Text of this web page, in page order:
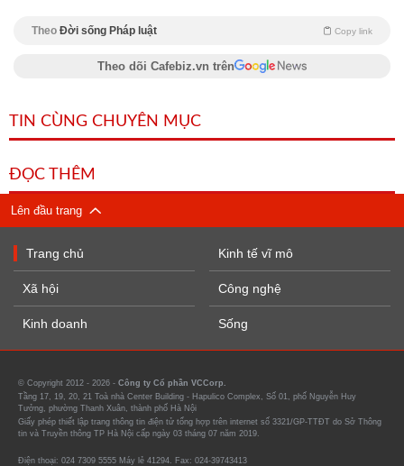
Theo Đời sống Pháp luật Copy link
Theo dõi Cafebiz.vn trên
TIN CÙNG CHUYÊN MỤC
ĐỌC THÊM
Lên đầu trang
Trang chủ
Xã hội
Kinh doanh
Kinh tế vĩ mô
Công nghệ
Sống
© Copyright 2012 - 2026 - Công ty Cổ phần VCCorp.
Tầng 17, 19, 20, 21 Toà nhà Center Building - Hapulico Complex, Số 01, phố Nguyễn Huy
Tưởng, phường Thanh Xuân, thành phố Hà Nội
Giấy phép thiết lập trang thông tin điện tử tổng hợp trên internet số 3321/GP-TTĐT do Sở Thông
tin và Truyền thông TP Hà Nội cấp ngày 03 tháng 07 năm 2019.
Điện thoại: 024 7309 5555 Máy lẻ 41294. Fax: 024-39743413